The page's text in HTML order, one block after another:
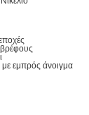
εμπρός άνοιγμα